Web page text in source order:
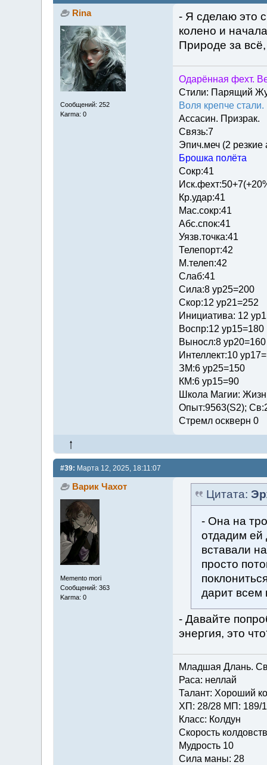
Rina
Сообщений: 252
Karma: 0
- Я сделаю это
колено и
Природе за
Одарённая фехт.
Стили: Парящий
Воля крепче
Ассасин. Призрак.
Связь:7
Эпич.меч (2 резкие
Брошка полёта
Сокр:41
Кр.удар:41
Мас.сокр:41
Абс.спок:41
Уязв.точка:41
Телепорт:42
М.телеп:42
Слаб:41
Сила:8 ур25=200
Скор:12 ур21=252
Инициатива: 12
Воспр:12 ур15=180
Выносл:8 ур20=160
Интеллект:10
ЗМ:6 ур25=150
КМ:6 ур15=90
Школа Магии:
Опыт:9563(S2);
Стремл оскверн 0
#39: Марта 12, 2025, 18:11:07
Варик Чахот
Memento mori
Сообщений: 363
Karma: 0
Цитата:
- Она на
отдадим ей
вставали
просто
дарит всем
- Давайте
энергия, это
Младшая Длань.
Раса: неллай
Талант: Хороший
ХП: 28/28 МП: 189/
Класс: Колдун
Скорость
Мудрость 10
Сила маны: 28